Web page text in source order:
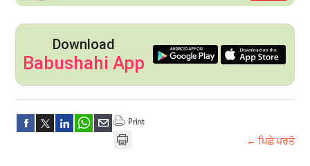
Download
Babushahi App
← ਪਿਛੇ ਪਰਤੋ